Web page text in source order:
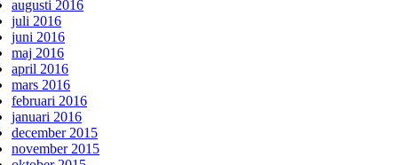
augusti 2016
juli 2016
juni 2016
maj 2016
april 2016
mars 2016
februari 2016
januari 2016
december 2015
november 2015